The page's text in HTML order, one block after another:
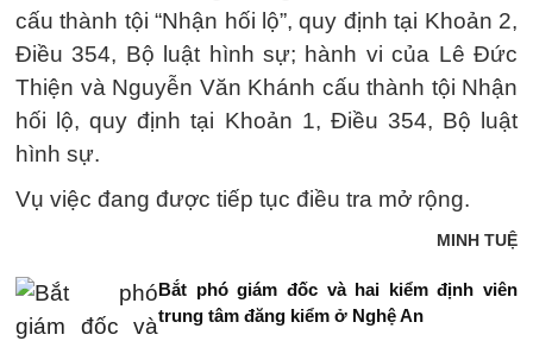
cấu thành tội “Nhận hối lộ”, quy định tại Khoản 2,
Điều 354, Bộ luật hình sự; hành vi của Lê Đức
Thiện và Nguyễn Văn Khánh cấu thành tội Nhận
hối lộ, quy định tại Khoản 1, Điều 354, Bộ luật
hình sự.
Vụ việc đang được tiếp tục điều tra mở rộng.
MINH TUỆ
Bắt phó giám đốc và hai kiểm định viên
trung tâm đăng kiểm ở Nghệ An